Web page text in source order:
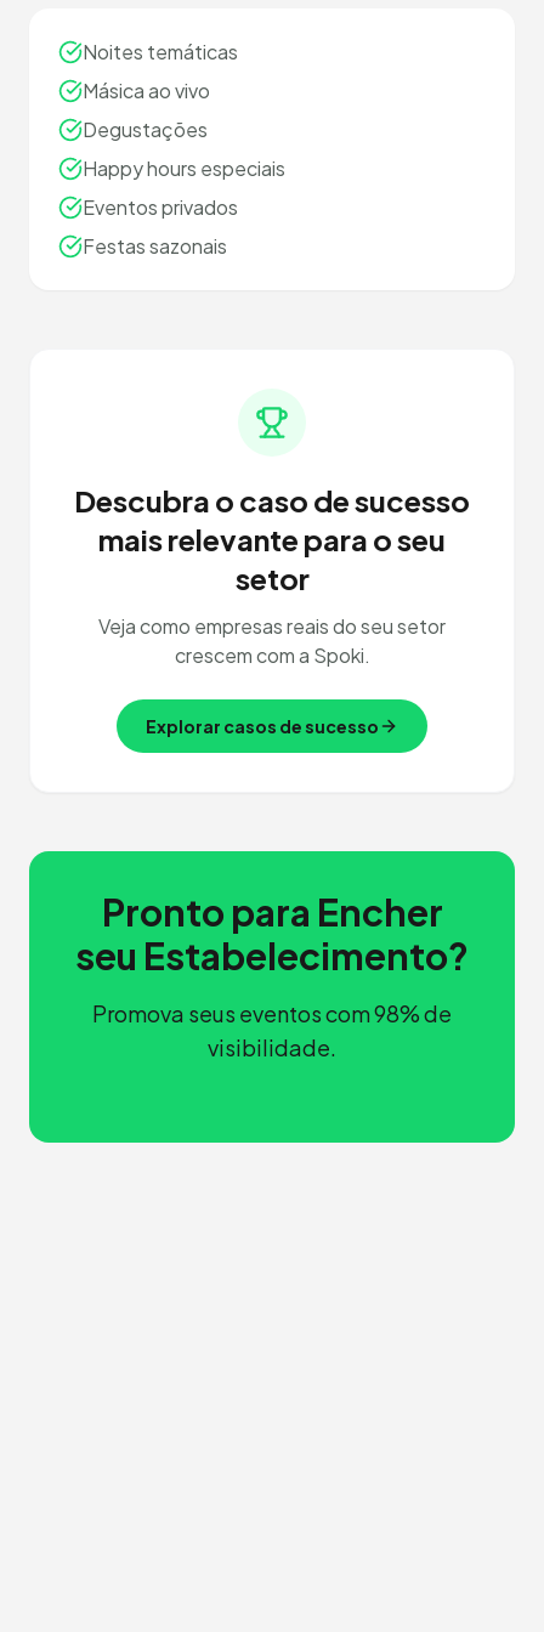
Noites temáticas
Másica ao vivo
Degustações
Happy hours especiais
Eventos privados
Festas sazonais
Descubra o caso de sucesso
mais relevante para o seu
setor
Veja como empresas reais do seu setor
crescem com a Spoki.
Explorar casos de sucesso
Pronto para Encher
seu Estabelecimento?
Promova seus eventos com 98% de
visibilidade.